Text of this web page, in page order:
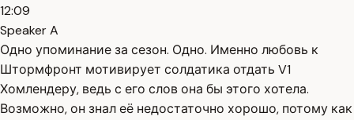
12:09
Speaker A
Одно упоминание за сезон. Одно. Именно любовь к
Штормфронт мотивирует солдатика отдать V1
Хомлендеру, ведь с его слов она бы этого хотела.
Возможно, он знал её недостаточно хорошо, потому как